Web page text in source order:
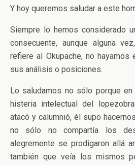
Y hoy queremos saludar a este
Siempre lo hemos considerado
consecuente, aunque alguna
refiere al Okupache, no hayamos
sus análisis o posiciones.
Lo saludamos no sólo porque
histeria intelectual del
atacó y calumnió, él supo
no sólo no compartía los
alegremente se prodigaron allá
también que veía los mismos